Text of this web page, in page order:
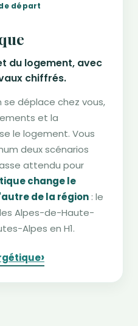
départ
du logement, avec
chiffrés.
se déplace chez vous,
et la
le logement. Vous
deux scénarios
attendu pour
change le
de la région : le
Alpes-de-Haute-
Alpes en H1.
›